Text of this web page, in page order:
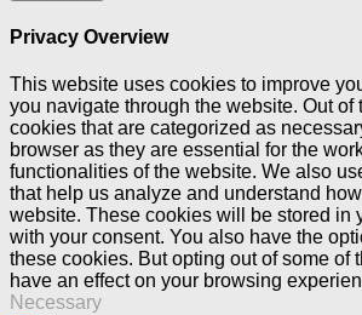
Privacy Overview
This website uses cookies to improve
you navigate through the website. Out of
cookies that are categorized as
browser as they are essential for the
functionalities of the website. We also
that help us analyze and understand
website. These cookies will be stored in
with your consent. You also have the
these cookies. But opting out of some of
have an effect on your browsing
Necessary